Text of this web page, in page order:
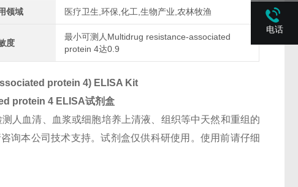
领域 医疗卫生,环保,化工,生物产业,农林牧渔
度
最小可测人Multidrug resistance-associated
protein 4达0.9
protein 4) ELISA Kit
protein 4ELISA试剂盒
人血清、血浆或细胞培养上清液、组织等中天然和重组的
询本公司技术支持。试剂盒仅供科研使用。使用前请仔细
电话